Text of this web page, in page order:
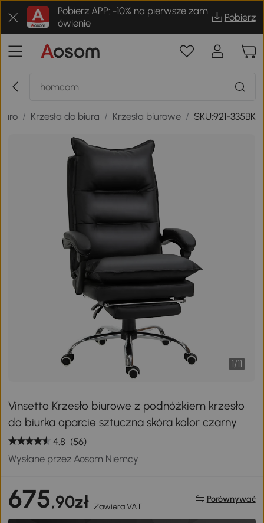
Pobierz APP: -10% na pierwsze zam
ówienie
Pobierz
/ Krzesła do biura / Krzesła biurowe / SKU:921-335BK
1/11
Vinsetto Krzesło biurowe z podnóżkiem krzesło
do biurka oparcie sztuczna skóra kolor czarny
4.8 (56)
Wysłane przez Aosom Niemcy
675,90zł Zawiera VAT
Porównywać